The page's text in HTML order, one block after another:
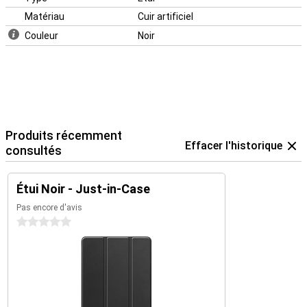
Matériau
Cuir artificiel
Couleur
Noir
Produits récemment
consultés
Effacer l'historique
Étui Noir - Just-in-Case
Pas encore d'avis
0 étoiles